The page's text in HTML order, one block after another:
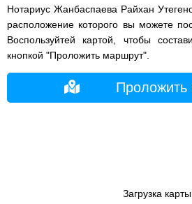
Нотариус Жанбаспаева Райхан
расположение которого вы можете
Воспользуйтей картой, чтобы
кнопкой "Проложить маршрут".
Загрузка